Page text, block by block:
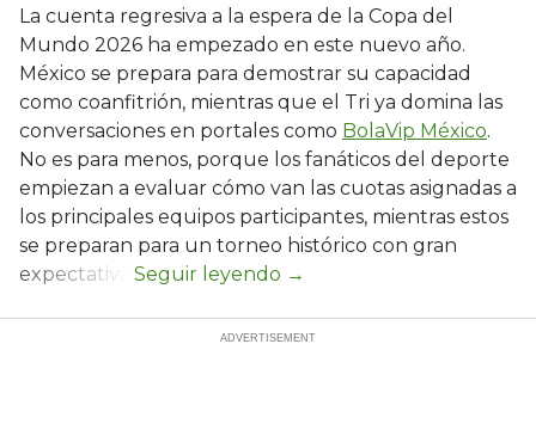
La cuenta regresiva a la espera de la Copa del
Mundo 2026 ha empezado en este nuevo año.
México se prepara para demostrar su capacidad
como coanfitrión, mientras que el Tri ya domina las
conversaciones en portales como BolaVip México.
No es para menos, porque los fanáticos del deporte
empiezan a evaluar cómo van las cuotas asignadas a
los principales equipos participantes, mientras estos
se preparan para un torneo histórico con gran
expectativa.